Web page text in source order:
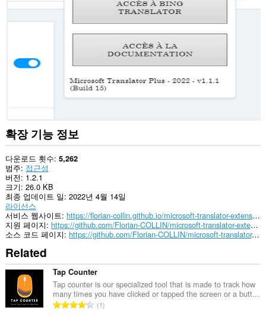
웹
이
스
수
있
습
니
다.
확장 기능 정보
다운로드 횟수 5,262
범주 접근성
버전 1.2.1
크기 26.0 KB
최종 업데이트 일 2022년 4월 14일
라이선스
서비스 웹사이트
https://florian-collin.github.io/microsoft-translator-extension/
지원 페이지
https://github.com/Florian-COLLIN/microsoft-translator-extension/issues
소스 코드 페이지
https://github.com/Florian-COLLIN/microsoft-translator-extension
Related
Tap Counter
Tap counter is our specialized tool that is made to track how
many times you have clicked or tapped the screen or a butt...
총
1